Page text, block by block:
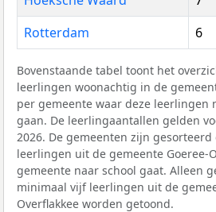
Rotterdam
6
Bovenstaande tabel toont het
leerlingen woonachtig in de
per gemeente waar deze leerlingen
gaan. De leerlingaantallen gelden
2026. De gemeenten zijn
leerlingen uit de gemeente Goeree-
gemeente naar school gaat. Alleen
minimaal vijf leerlingen uit de
Overflakkee worden getoond.